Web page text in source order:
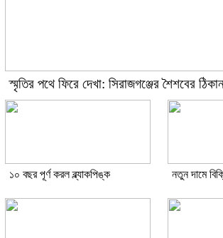
স্মৃতির পথে ফিরে দেখা: সিরাজগঞ্জের শৈশবের
১০ বছর পূর্ণ করল ব্ল্যাকপিঙ্ক নতুন দামে